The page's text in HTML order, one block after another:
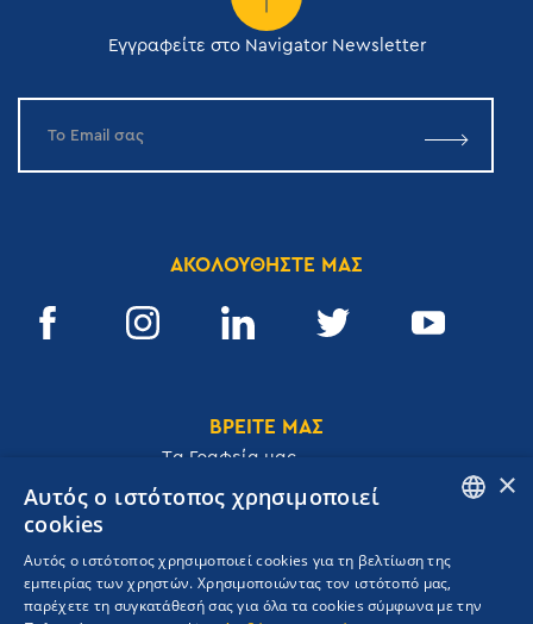
Εγγραφείτε στο Navigator Newsletter
ΑΚΟΛΟΥΘΗΣΤΕ ΜΑΣ
ΒΡΕΙΤΕ ΜΑΣ
Tα Γραφεία μας
Ακαδημίας 32, 106 72, Αθήνα, Ελλάδα
T. +30 210 3609801
GREEK
×
Αυτός ο ιστότοπος χρησιμοποιεί
cookies
Αυτός ο ιστότοπος χρησιμοποιεί cookies για τη βελτίωση της
εμπειρίας των χρηστών. Χρησιμοποιώντας τον ιστότοπό μας,
παρέχετε τη συγκατάθεσή σας για όλα τα cookies σύμφωνα με την